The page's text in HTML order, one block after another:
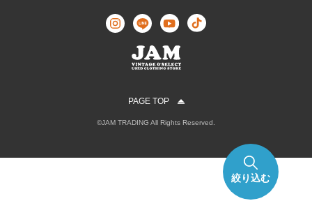
絞り込む
PAGE TOP
©JAM TRADING All Rights Reserved.